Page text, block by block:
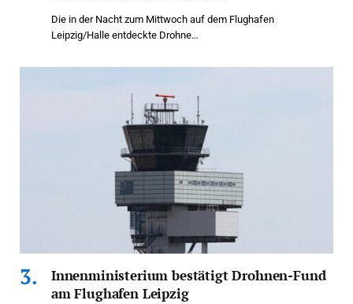
Die in der Nacht zum Mittwoch auf dem Flughafen
Leipzig/Halle entdeckte Drohne…
Innenministerium bestätigt Drohnen-Fund
am Flughafen Leipzig